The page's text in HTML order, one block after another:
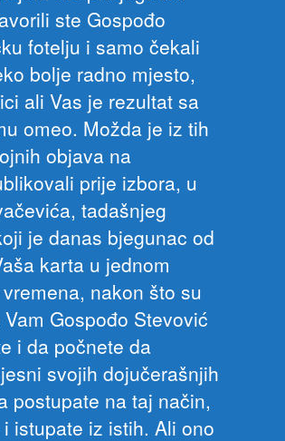
ste Gospođo
fotelju i samo čekali
bolje radno mjesto,
ali Vas je rezultat sa
omeo. Možda je iz tih
objava na
prije izbora, u
tadašnjeg
je danas bjegunac od
karta u jednom
nakon što su
Gospođo Stevović
i da počnete da
svojih dojučerašnjih
postupate na taj način,
istupate iz istih. Ali ono